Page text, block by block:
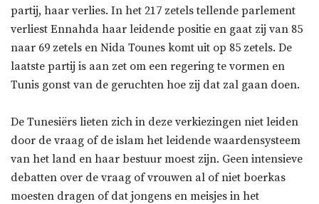
partij, haar verlies. In het 217 zetels tellende parlement
verliest Ennahda haar leidende positie en gaat zij van 85
naar 69 zetels en Nida Tounes komt uit op 85 zetels. De
laatste partij is aan zet om een regering te vormen en
Tunis gonst van de geruchten hoe zij dat zal gaan doen.
De Tunesiërs lieten zich in deze verkiezingen niet leiden
door de vraag of de islam het leidende waardensysteem
van het land en haar bestuur moest zijn. Geen intensieve
debatten over de vraag of vrouwen al of niet boerkas
moesten dragen of dat jongens en meisjes in het